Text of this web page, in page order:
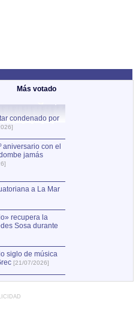
Más votado
condenado por
aniversario con el
jamás
a La Mar
recupera la
Sosa durante
siglo de música
[21/07/2026]